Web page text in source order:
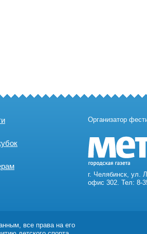
Организатор
г. Челябинск, ул.
офис 302. Тел: 8-
все права на его